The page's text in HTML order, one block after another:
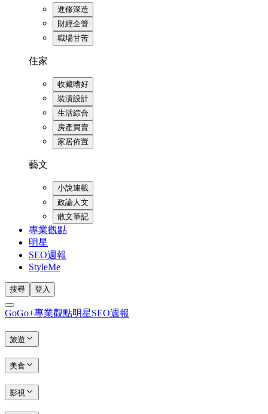
進修深造
財經企管
職場甘苦
住家
收藏嗜好
裝潢設計
生活綜合
房產買賣
家居佈置
藝文
小說連載
政論人文
散文筆記
專業觀點
明星
SEO週報
StyleMe
搜尋 登入
GoGo+專業觀點明星SEO週報
旅遊
美食
影視